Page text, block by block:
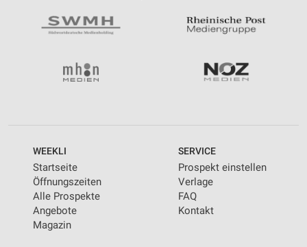
WEEKLI
Startseite
Öffnungszeiten
Alle Prospekte
Angebote
Magazin
SERVICE
Prospekt einstellen
Verlage
FAQ
Kontakt